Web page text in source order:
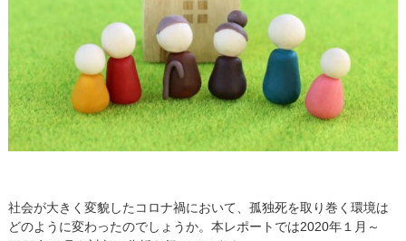
社会が大きく変貌したコロナ禍において、孤独死を取り巻く環境は
どのように変わったのでしょうか。本レポートでは2020年１月～